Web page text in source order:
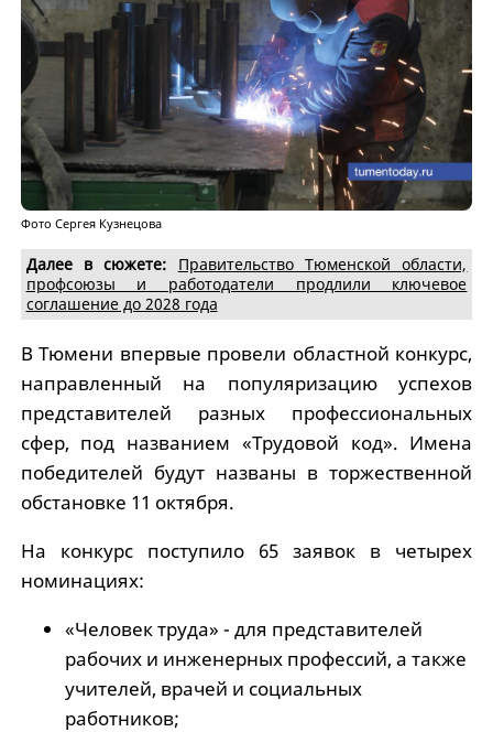
Фото Сергея Кузнецова
Далее в сюжете:
Правительство Тюменской области,
профсоюзы и работодатели продлили ключевое
соглашение до 2028 года
В Тюмени впервые провели областной конкурс,
направленный на популяризацию успехов
представителей разных профессиональных
сфер, под названием «Трудовой код». Имена
победителей будут названы в торжественной
обстановке 11 октября.
На конкурс поступило 65 заявок в четырех
номинациях:
«Человек труда» - для представителей
рабочих и инженерных профессий, а также
учителей, врачей и социальных
работников;